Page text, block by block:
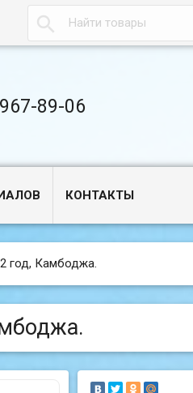

89-06
КОНТАКТЫ
год, Камбоджа.